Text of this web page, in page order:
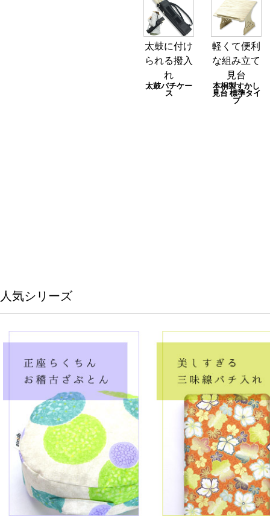
太鼓に付け
られる撥入
れ
太鼓バチケー
ス
軽くて便利
な組み立て
見台
本桐製すかし
見台 標準タイ
プ
人気シリーズ